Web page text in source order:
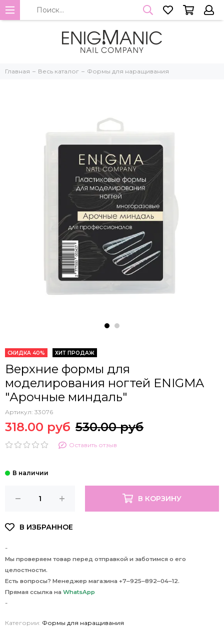
Главная Весь каталог Формы для наращивания
СКИДКА 40% ХИТ ПРОДАЖ
Верхние формы для
моделирования ногтей ENIGMA
"Арочные миндаль"
Артикул: 33076
318.00 руб 530.00 руб
Оставить отзыв
В КОРЗИНУ
-
Мы проверяем товар перед отправкой и заботимся о его
целостности.
Есть вопросы? Менеджер магазина +7‒925‒892‒04‒12.
Прямая ссылка на WhatsApp
-
Категории: Формы для наращивания